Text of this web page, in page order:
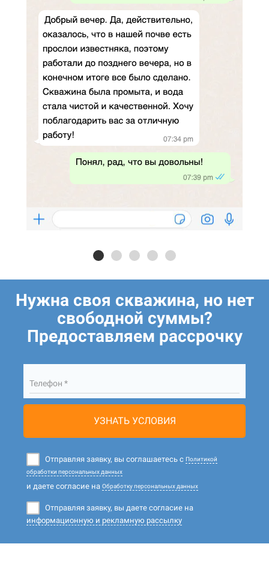
Нужна своя скважина, но нет
свободной суммы?
Предоставляем рассрочку
Телефон *
УЗНАТЬ УСЛОВИЯ
Отправляя заявку, вы соглашаетесь с Политикой
обработки персональных данных
и даете согласие на Обработку персональных данных
Отправляя заявку, вы даете согласие на
информационную и рекламную рассылку